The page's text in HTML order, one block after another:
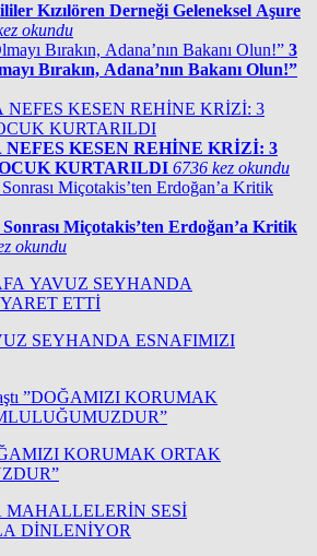
Kızılören Derneği Geleneksel Aşure
okundu
3
Bırakın, Adana’nın Bakanı Olun!”
NEFES KESEN REHİNE KRİZİ: 3
KURTARILDI 6736 kez okundu
Miçotakis’ten Erdoğan’a Kritik
okundu
SEYHANDA ESNAFIMIZI
KORUMAK ORTAK